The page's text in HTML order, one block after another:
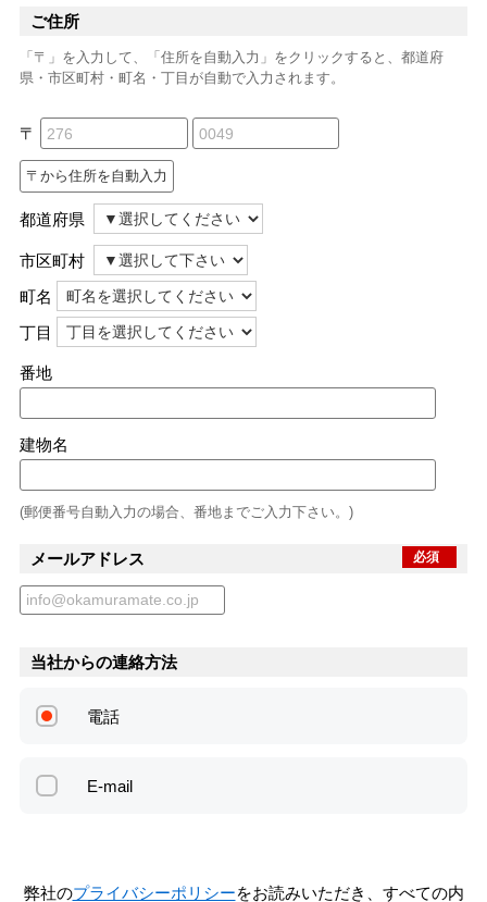
ご住所
「〒」を入力して、「住所を自動入力」をクリックすると、都道府
県・市区町村・町名・丁目が自動で入力されます。
〒
都道府県
市区町村
町名
丁目
番地
建物名
(郵便番号自動入力の場合、番地までご入力下さい。)
メールアドレス 必須
当社からの連絡方法
電話
E-mail
弊社のプライバシーポリシーをお読みいただき、すべての内